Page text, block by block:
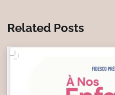
Related Posts